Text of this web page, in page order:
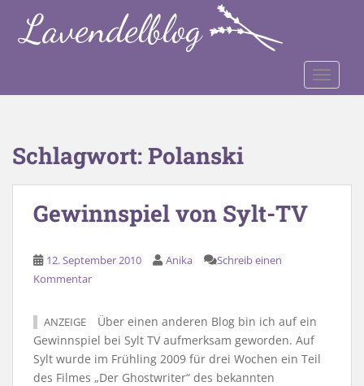
Schlagwort:Polanski
Gewinnspiel von Sylt-TV
12. September 2010 Anika
Schreib einen
Kommentar
ANZEIGE
Über einen anderen Blog bin ich auf ein
Gewinnspiel bei Sylt TV aufmerksam geworden. Auf
Sylt wurde im Frühling 2009 für drei Wochen ein Teil
des Filmes „Der Ghostwriter“ des bekannten